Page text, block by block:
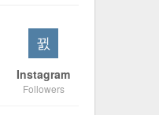
Instagram
Followers